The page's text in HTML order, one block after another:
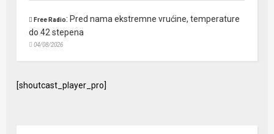
Free Radio: Pred nama ekstremne vrućine, temperature
do 42 stepena
04/08/2026
[shoutcast_player_pro]